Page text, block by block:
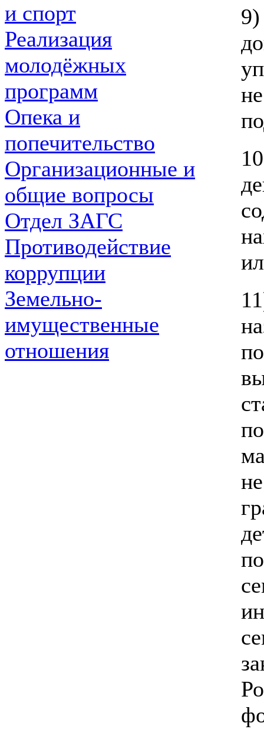
и спорт
Реализация
молодёжных
программ
Опека и
попечительство
Организационные и
общие вопросы
Отдел ЗАГС
Противодействие
коррупции
Земельно-
имущественные
отношения